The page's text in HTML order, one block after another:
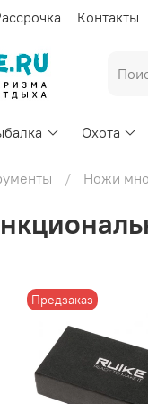
Контакты
Охота
Ножи
Предзаказ